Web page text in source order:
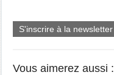
S'inscrire à la newsletter
Vous aimerez aussi :